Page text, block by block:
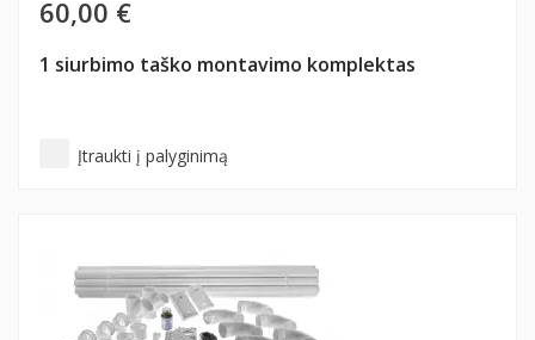
60,00 €
1 siurbimo taško montavimo komplektas
Įtraukti į palyginimą